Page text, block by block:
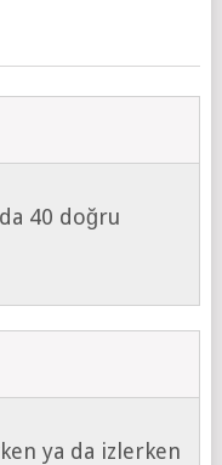
40 doğru
ya da izlerken